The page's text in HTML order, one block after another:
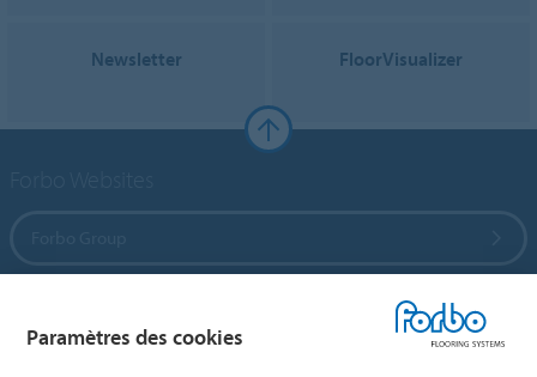
Newsletter FloorVisualizer
Paramètres des cookies